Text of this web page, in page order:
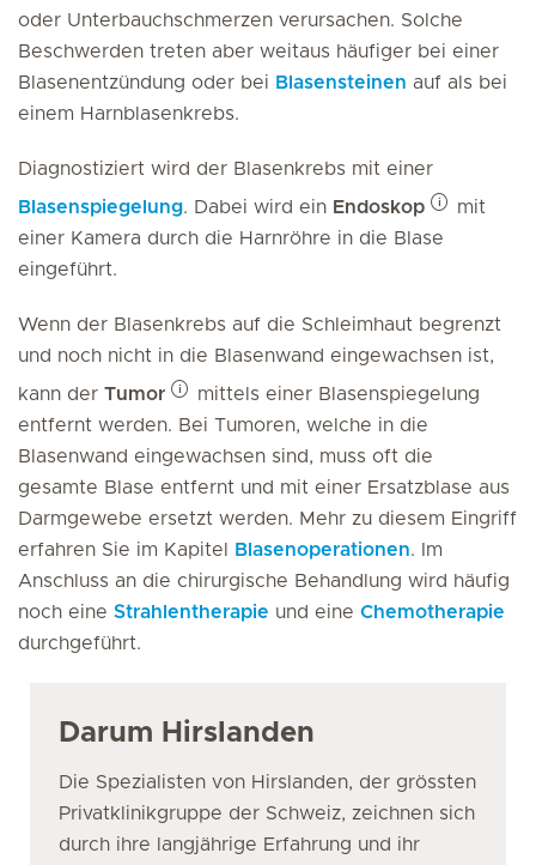
oder Unterbauchschmerzen verursachen. Solche
Beschwerden treten aber weitaus häufiger bei einer
Blasenentzündung oder bei Blasensteinen auf als bei
einem Harnblasenkrebs.
Diagnostiziert wird der Blasenkrebs mit einer
Blasenspiegelung. Dabei wird ein Endoskop
mit
einer Kamera durch die Harnröhre in die Blase
eingeführt.
Wenn der Blasenkrebs auf die Schleimhaut begrenzt
und noch nicht in die Blasenwand eingewachsen ist,
kann der Tumor
mittels einer Blasenspiegelung
entfernt werden. Bei Tumoren, welche in die
Blasenwand eingewachsen sind, muss oft die
gesamte Blase entfernt und mit einer Ersatzblase aus
Darmgewebe ersetzt werden. Mehr zu diesem Eingriff
erfahren Sie im Kapitel
Blasenoperationen. Im
Anschluss an die chirurgische Behandlung wird häufig
noch eine Strahlentherapie und eine Chemotherapie
durchgeführt.
Darum Hirslanden
Die Spezialisten von Hirslanden, der grössten
Privatklinikgruppe der Schweiz, zeichnen sich
durch ihre langjährige Erfahrung und ihr